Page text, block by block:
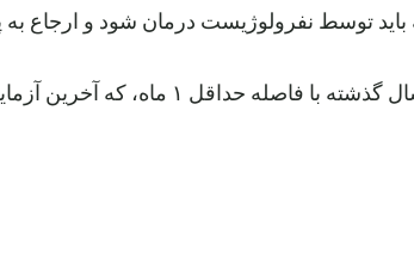
باید توسط نفرولوژیست درمان شود و ارجاع